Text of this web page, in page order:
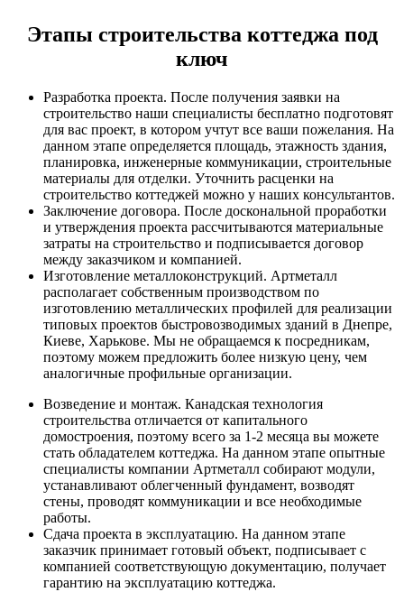
Этапы строительства коттеджа под
ключ
Разработка проекта. После получения заявки на
строительство наши специалисты бесплатно подготовят
для вас проект, в котором учтут все ваши пожелания. На
данном этапе определяется площадь, этажность здания,
планировка, инженерные коммуникации, строительные
материалы для отделки. Уточнить расценки на
строительство коттеджей можно у наших консультантов.
Заключение договора. После доскональной проработки
и утверждения проекта рассчитываются материальные
затраты на строительство и подписывается договор
между заказчиком и компанией.
Изготовление металлоконструкций. Артметалл
располагает собственным производством по
изготовлению металлических профилей для реализации
типовых проектов быстровозводимых зданий в Днепре,
Киеве, Харькове. Мы не обращаемся к посредникам,
поэтому можем предложить более низкую цену, чем
аналогичные профильные организации.
Возведение и монтаж. Канадская технология
строительства отличается от капитального
домостроения, поэтому всего за 1-2 месяца вы можете
стать обладателем коттеджа. На данном этапе опытные
специалисты компании Артметалл собирают модули,
устанавливают облегченный фундамент, возводят
стены, проводят коммуникации и все необходимые
работы.
Сдача проекта в эксплуатацию. На данном этапе
заказчик принимает готовый объект, подписывает с
компанией соответствующую документацию, получает
гарантию на эксплуатацию коттеджа.